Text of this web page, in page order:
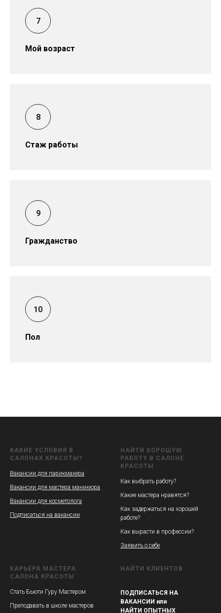
Мой возраст
Стаж работы
Гражданство
Пол
КАКИЕ УСЛОВИЯ В
САЛОНАХ КРАСОТЫ?
Вакансии для парикмахера
Вакансии для мастера маникюра
Вакансии для косметолога
Подписаться на вакансии
НАЙТИ ХОРОШУЮ
РАБОТУ В САЛОНЕ
КРАСОТЫ
Как выбрать работу?
Какие мастера нравятся?
Как задержаться на хорошей
работе?
Как вырасти в профессии?
Заявить о себе
КАРЬЕРА МАСТЕРА
САЛОНА КРАСОТЫ
Стать Бьюти Гуру Мастером
Преподавать в школе мастеров
НАЙТИ КЛИЕНТОВ
ПОДПИСАТЬСЯ НА
ВАКАНСИИ или
НАЙТИ ОПЫТНЫХ